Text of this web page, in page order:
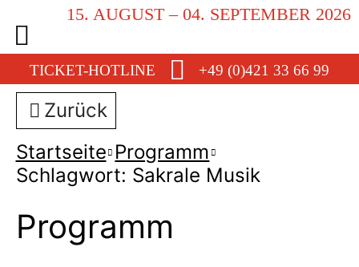
15. AUGUST – 04. SEPTEMBER 2026
TICKET-HOTLINE +49 (0)421 33 66 99
Zurück
Startseite Programm
Schlagwort: Sakrale Musik
Programm